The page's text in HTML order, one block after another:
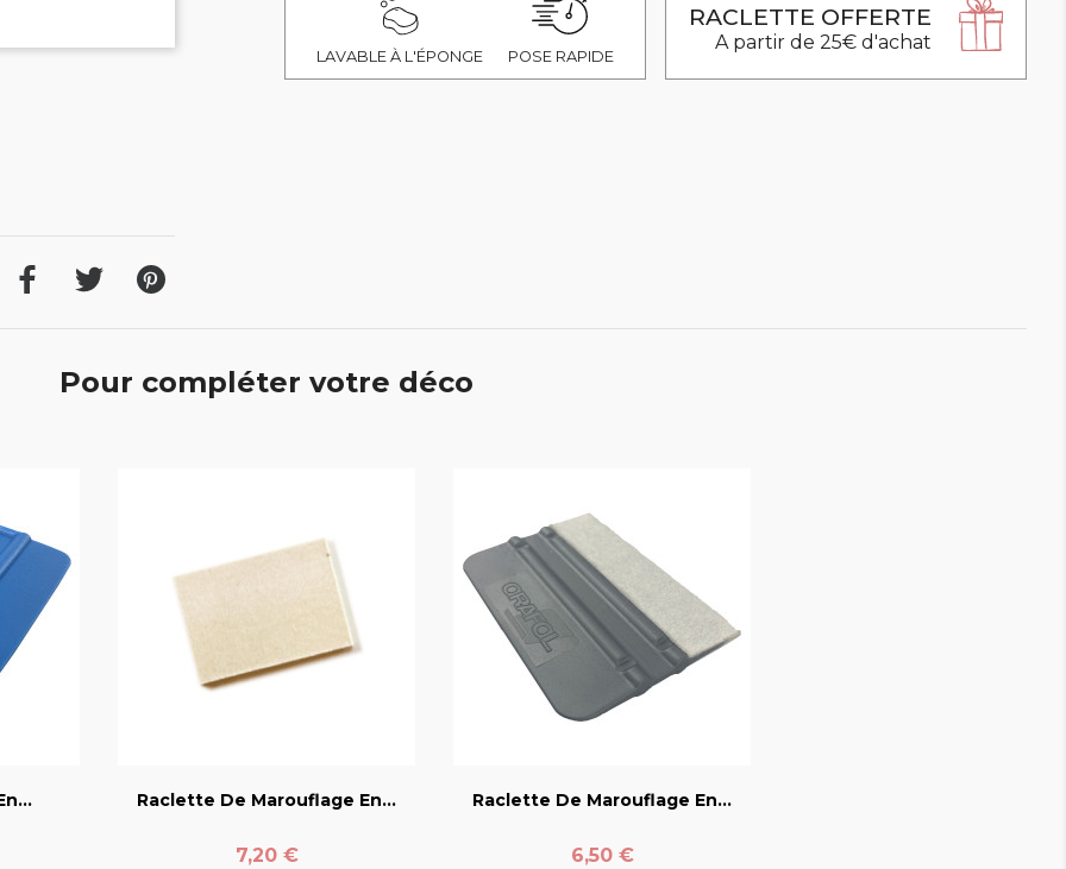
LAVABLE À L'ÉPONGE POSE RAPIDE
RACLETTE OFFERTE
A partir de 25€ d'achat
Pour compléter votre déco
Raclette De Marouflage En...
Prix
7,20 €
Raclette De Marouflage En...
Prix
6,50 €